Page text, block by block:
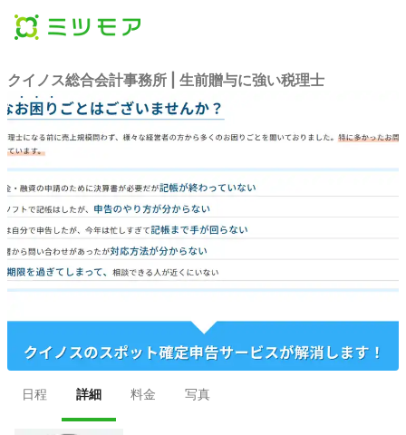
クイノス総合会計事務所 | 生前贈与に強い税理士
日程 詳細 料金 写真